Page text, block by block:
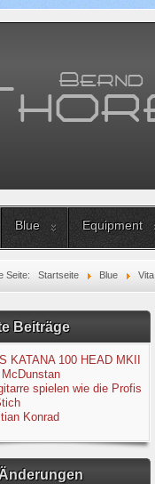
Blue Equipment
Seite:Startseite Blue Vita
Beiträge
KATANA 100 HEAD MKII
McDunstan
spielen wie die Profis
Konrad